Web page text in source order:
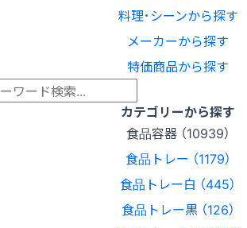
料理･シーンから探す
メーカーから探す
特価商品から探す
カテゴリーから探す
食品容器 （10939）
食品トレー （1179）
食品トレー白 （445）
食品トレー黒 （126）